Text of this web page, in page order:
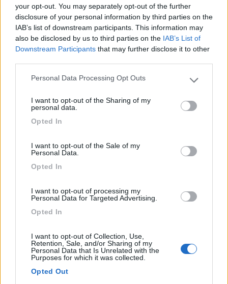
your opt-out. You may separately opt-out of the further
disclosure of your personal information by third parties on the
IAB’s list of downstream participants. This information may
also be disclosed by us to third parties on the IAB’s List of
Downstream Participants that may further disclose it to other
Please note that this website/app uses one or more Google
not limited to your visit or usage behaviour. You may click to
grant or deny consent to Google and its third-party tags to
use your data for below specified purposes in below Google
Personal Data Processing Opt Outs
I want to opt-out of the Sharing of my
personal data.
Opted In
I want to opt-out of the Sale of my
Personal Data.
Opted In
I want to opt-out of processing my
Personal Data for Targeted Advertising.
Opted In
I want to opt-out of Collection, Use,
Retention, Sale, and/or Sharing of my
Personal Data that Is Unrelated with the
Purposes for which it was collected.
Opted Out
Servizi / Posizione
Parcheggio per camper su asfalto con 25 posti, gratuito,
La Spezia (SP) - 6.8km
Area di sosta (AA)
Area camper ATCPM